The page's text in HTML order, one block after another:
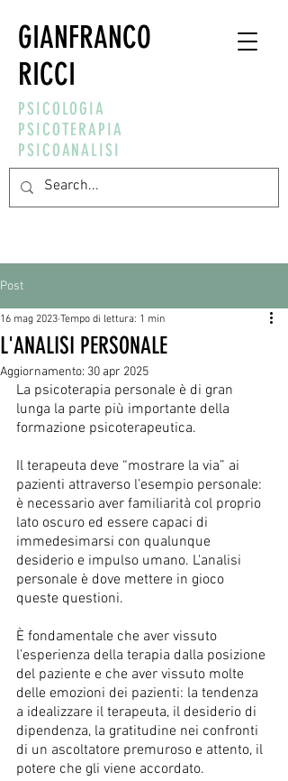
GIANFRANCO
RICCI
PSICOLOGIA
PSICOTERAPIA
PSICOANALISI
Post
L'ANALISI PERSONALE
16 mag 2023 Tempo di lettura: 1 min
Aggiornamento: 30 apr 2025
La psicoterapia personale è di gran
lunga la parte più importante della
formazione psicoterapeutica.
Il terapeuta deve “mostrare la via” ai
pazienti attraverso l’esempio personale:
è necessario aver familiarità col proprio
lato oscuro ed essere capaci di
immedesimarsi con qualunque
desiderio e impulso umano. L'analisi
personale è dove mettere in gioco
queste questioni.
È fondamentale che aver vissuto
l’esperienza della terapia dalla posizione
del paziente e che aver vissuto molte
delle emozioni dei pazienti: la tendenza
a idealizzare il terapeuta, il desiderio di
dipendenza, la gratitudine nei confronti
di un ascoltatore premuroso e attento, il
potere che gli viene accordato.